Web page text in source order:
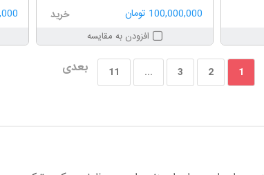
100,000,000 تومان خرید
افزودن به مقایسه
1
2
3
...
11 بعدی